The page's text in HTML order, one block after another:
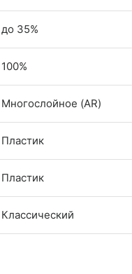
до 35%
100%
Многослойное (AR)
Пластик
Пластик
Классический